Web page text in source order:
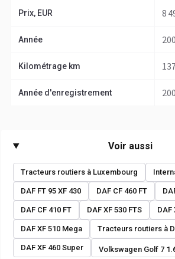
Prix, EUR 8
Année
Kilométrage km
Année d'enregistrement
Voir aussi
Tracteurs routiers à Luxembourg
DAF FT 95 XF 430 DAF CF 460 FT
DAF CF 410 FT DAF XF 530 FTS DAF
DAF XF 510 Mega Tracteurs routiers à
DAF XF 460 Super Volkswagen Golf 7